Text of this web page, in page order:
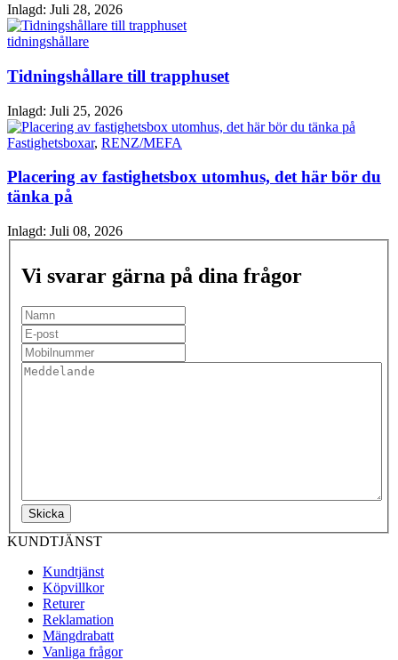
Inlagd: Juli 28, 2026
tidningshållare
Tidningshållare till trapphuset
Inlagd: Juli 25, 2026
Fastighetsboxar, RENZ/MEFA
Placering av fastighetsbox utomhus, det här bör du
tänka på
Inlagd: Juli 08, 2026
Vi svarar gärna på dina frågor
Skicka
KUNDTJÄNST
Kundtjänst
Köpvillkor
Returer
Reklamation
Mängdrabatt
Vanliga frågor